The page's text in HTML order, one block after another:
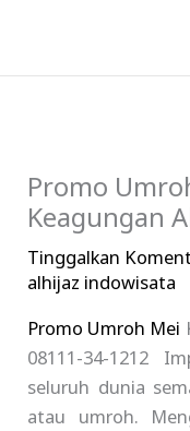
konten
Promo
Keagungan
Tinggalkan
alhijaz indowisata
Promo Umroh Mei
08111-34-1212
seluruh dunia
atau umroh.